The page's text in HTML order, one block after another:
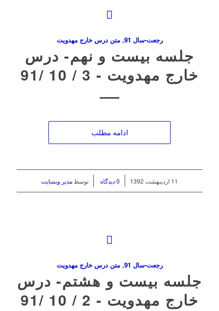
رجعت-سال 91 ,متن درس خارج مهدویت
جلسه بیست و نهم- درس
خارج مهدویت ‌- 3 / 10 /91
ادامه مطلب
11 اردیبهشت 1392 / 0 دیدگاه توسط مدیر وبسایت
رجعت-سال 91 ,متن درس خارج مهدویت
جلسه بیست و هشتم- درس
خارج مهدویت ‌- 2 / 10 /91